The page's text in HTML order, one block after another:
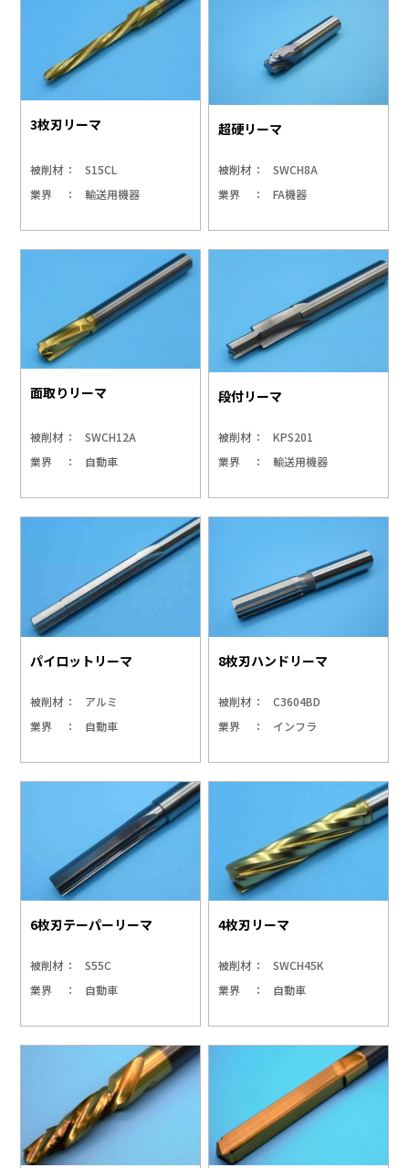
3枚刃リーマ
被削材
S15CL
業界
輸送用機器
超硬リーマ
被削材
SWCH8A
業界
FA機器
面取りリーマ
被削材
SWCH12A
業界
自動車
段付リーマ
被削材
KPS201
業界
輸送用機器
パイロットリーマ
被削材
アルミ
業界
自動車
8枚刃ハンドリーマ
被削材
C3604BD
業界
インフラ
6枚刃テーパーリーマ
被削材
S55C
業界
自動車
4枚刃リーマ
被削材
SWCH45K
業界
自動車